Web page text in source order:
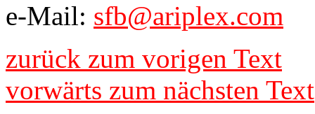
e-Mail: sfb@ariplex.com
zurück zum vorigen Text
vorwärts zum nächsten Text